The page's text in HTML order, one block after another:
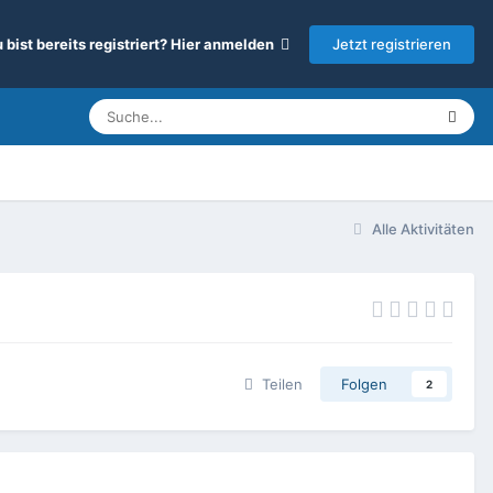
bist bereits registriert? Hier anmelden Jetzt registrieren
Alle Aktivitäten
Teilen Folgen 2